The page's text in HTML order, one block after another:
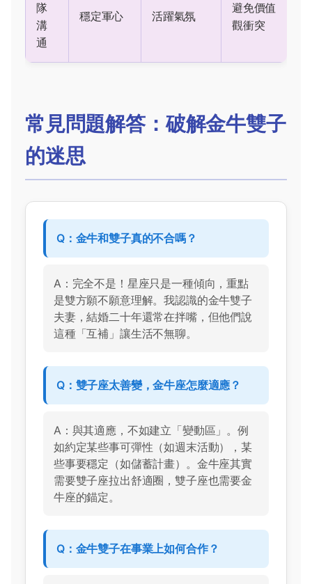
隊
溝
通
穩定軍心 活躍氣氛
避免價值
觀衝突
常見問題解答：破解金牛雙子
的迷思
Q：金牛和雙子真的不合嗎？
A：完全不是！星座只是一種傾向，重點
是雙方願不願意理解。我認識的金牛雙子
夫妻，結婚二十年還常在拌嘴，但他們說
這種「互補」讓生活不無聊。
Q：雙子座太善變，金牛座怎麼適應？
A：與其適應，不如建立「變動區」。例
如約定某些事可彈性（如週末活動），某
些事要穩定（如儲蓄計畫）。金牛座其實
需要雙子座拉出舒適圈，雙子座也需要金
牛座的錨定。
Q：金牛雙子在事業上如何合作？